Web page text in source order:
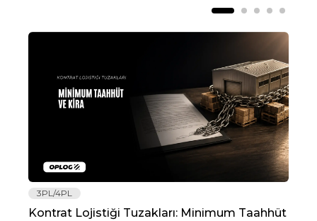
3PL/4PL
Kontrat Lojistiği Tuzakları: Minimum Taahhüt